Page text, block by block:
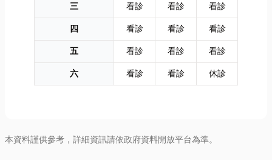
三
看診 看診
看診
四
看診 看診
看診
五
看診 看診
看診
六
看診 看診 休診
本資料謹供參考，詳細資訊請依政府資料開放平台為準。